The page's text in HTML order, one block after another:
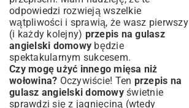
odpowiedzi rozwieją wszelkie
wątpliwości i sprawią, że wasz pierwszy
(i każdy kolejny) przepis na gulasz
angielski domowy będzie
spektakularnym sukcesem.
Czy mogę użyć innego mięsa niż
wołowina? Oczywiście! Ten przepis na
gulasz angielski domowyświetnie
sprawdzi się z jagnięciną (wtedy